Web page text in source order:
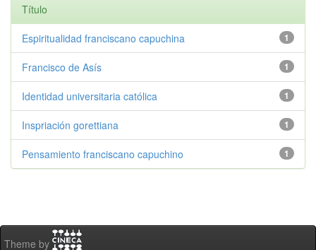
Título
1
Espiritualidad franciscano capuchina
1
Francisco de Asís
1
Identidad universitaria católica
1
Inspriación gorettiana
1
Pensamiento franciscano capuchino
Theme by